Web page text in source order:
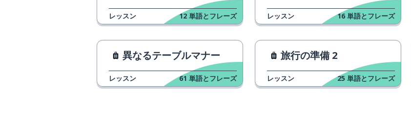
レッスン 12 単語とフレーズ レッスン 16 単語とフレーズ
異なるテーブルマナー
レッスン 61 単語とフレーズ
旅行の準備 2
レッスン 25 単語とフレーズ